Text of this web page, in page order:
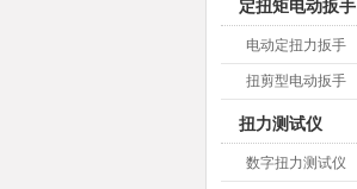
定扭矩电动扳手
电动定扭力扳手
扭剪型电动扳手
扭力测试仪
数字扭力测试仪